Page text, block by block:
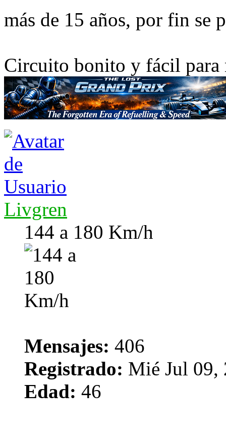
más de 15 años, por fin se
Circuito bonito y fácil para
Livgren
144 a 180 Km/h
Mensajes: 406
Registrado: Mié Jul 09,
Edad: 46